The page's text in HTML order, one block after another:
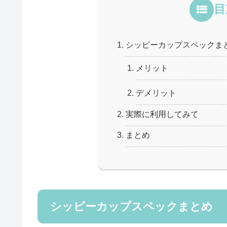
シッピーカップスペックま
メリット
デメリット
実際に利用してみて
まとめ
シッピーカップスペックまとめ